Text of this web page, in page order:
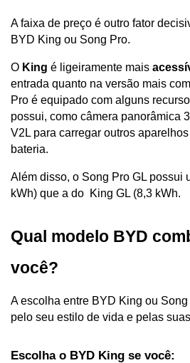
A faixa de preço é outro fator
BYD King ou Song Pro.
O King é ligeiramente mais
entrada quanto na versão mais
Pro é equipado com alguns
possui, como câmera panorâmica
V2L para carregar outros
bateria.
Além disso, o Song Pro GL possui
kWh) que a do  King GL (8,3 kWh.
Qual modelo BYD
você?
A escolha entre BYD King ou
pelo seu estilo de vida e pelas
Escolha o BYD King se você: